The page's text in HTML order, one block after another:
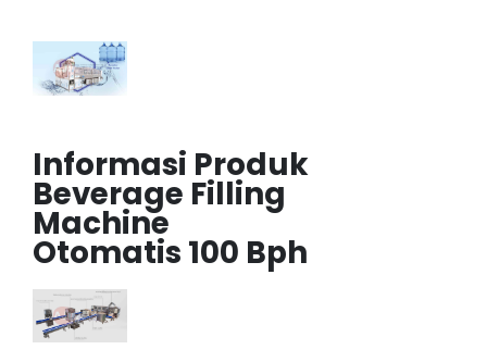
Informasi Produk
Beverage Filling
Machine
Otomatis 100 Bph